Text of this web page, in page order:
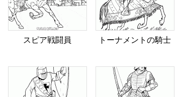
スピア戦闘員 トーナメントの騎士